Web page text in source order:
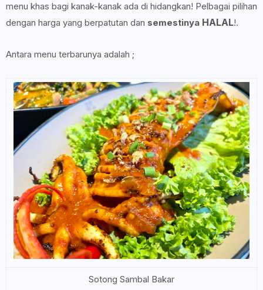
menu khas bagi kanak-kanak ada di hidangkan! Pelbagai pilihan
dengan harga yang berpatutan dan semestinya HALAL!.
Antara menu terbarunya adalah ;
Sotong Sambal Bakar